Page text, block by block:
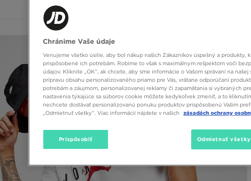
Chránime Vaše údaje
Venujeme všetko úsilie, aby bol nákup našich Zákazníkov úspešný a produkty,
prispôsobené ich potrebám. Robíme to však s maximálnym rešpektom voči
údajov. Kliknite „OK”, ak chcete, aby sme informácie o Vašom správaní na
prípravu obsahu personalizovaného priamo pre Vás, vrátane odporúčaní
potrebám a záujmom, personalizovanej reklamy či zapamätania si vybraných
nastavenia týkajúce sa súborov cookie môžete kedykoľvek zmeniť, a to
nechcete dostávať personalizovanú ponuku produktov prispôsobenú Vašim
„Odmietnuť všetky”. Viac informácií nájdete v našich
zásadách ochrany
Prispôsobiť Odmietnuť všetky